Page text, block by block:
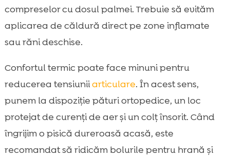
compreselor cu dosul palmei. Trebuie să evităm
aplicarea de căldură direct pe zone inflamate
sau răni deschise.
Confortul termic poate face minuni pentru
reducerea tensiuniiarticulare. În acest sens,
punem la dispoziție pături ortopedice, un loc
protejat de curenți de aer și un colț însorit. Când
îngrijim o pisică dureroasă acasă, este
recomandat să ridicăm bolurile pentru hrană și